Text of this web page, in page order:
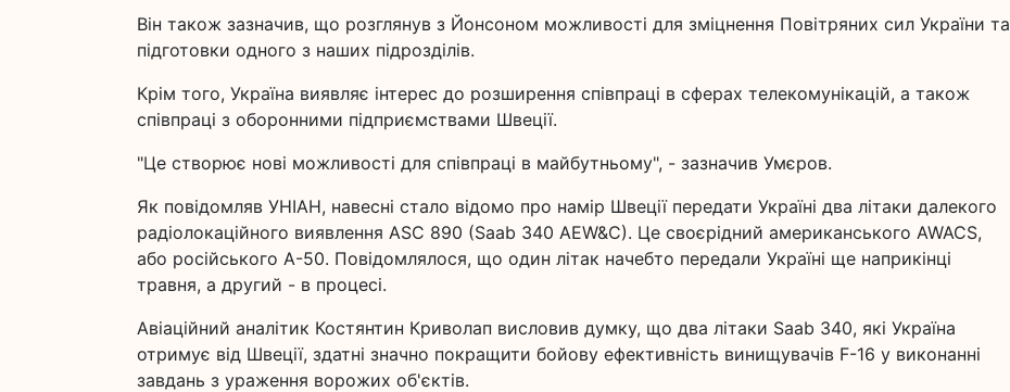
Він також зазначив, що розглянув з Йонсоном можливості для зміцнення Повітряних сил України та
підготовки одного з наших підрозділів.
Крім того, Україна виявляє інтерес до розширення співпраці в сферах телекомунікацій, а також
співпраці з оборонними підприємствами Швеції.
"Це створює нові можливості для співпраці в майбутньому", - зазначив Умєров.
Як повідомляв УНІАН, навесні стало відомо про намір Швеції передати Україні два літаки далекого
радіолокаційного виявлення ASC 890 (Saab 340 AEW&C). Це своєрідний американського AWACS,
або російського А-50. Повідомлялося, що один літак начебто передали Україні ще наприкінці
травня, а другий - в процесі.
Авіаційний аналітик Костянтин Криволап висловив думку, що два літаки Saab 340, які Україна
отримує від Швеції, здатні значно покращити бойову ефективність винищувачів F-16 у виконанні
завдань з ураження ворожих об'єктів.